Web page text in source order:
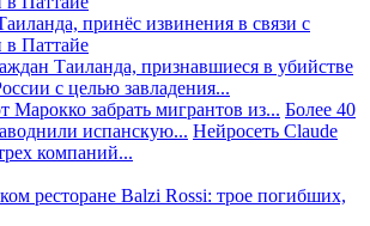
принёс извинения в связи с
в Паттайе
Таиланда, признавшиеся в убийстве
с целью завладения...
Марокко забрать мигрантов из... Более 40
испанскую... Нейросеть Claude
компаний...